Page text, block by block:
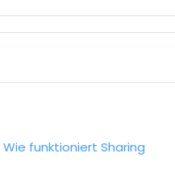
Wie funktioniert Sharing